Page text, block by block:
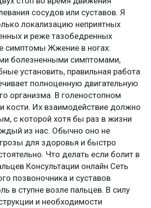
сосудов или суставов. Я
локализацию неприятных
и реже тазобедренных
симптомы Жжение в ногах:
болезненными симптомами,
установить, правильная работа
полноценную двигательную
организма. В голеностопном
кости. Их взаимодействие должно
с которой хотя бы раз в жизни
из нас. Обычно оно не
для здоровья и быстро
Что делать если болит в
Консультации онлайн Сеть
позвоночника и суставов
в ступне возле пальцев. В силу
и необходимости